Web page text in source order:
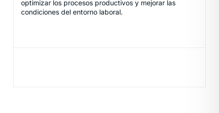
optimizar los procesos productivos y mejorar las
condiciones del entorno laboral.